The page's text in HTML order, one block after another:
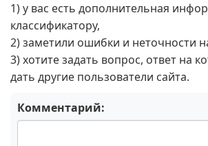
1) у вас есть дополнительная
классификатору,
2) заметили ошибки и неточности
3) хотите задать вопрос, ответ на
дать другие пользователи сайта.
Комментарий: